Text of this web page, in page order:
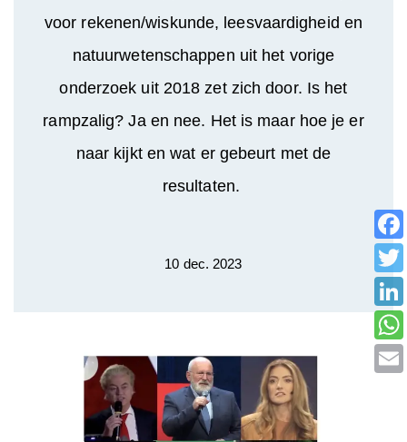
voor rekenen/wiskunde, leesvaardigheid en
natuurwetenschappen uit het vorige
onderzoek uit 2018 zet zich door. Is het
rampzalig? Ja en nee. Het is maar hoe je er
naar kijkt en wat er gebeurt met de
resultaten.
10 dec. 2023